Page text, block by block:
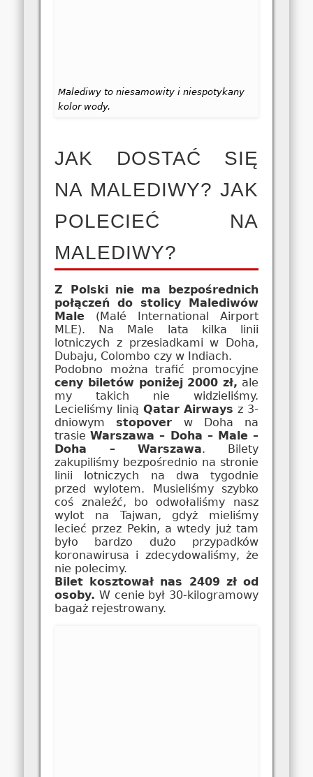
Malediwy to niesamowity i niespotykany
kolor wody.
JAK DOSTAĆ SIĘ
NA MALEDIWY? JAK
POLECIEĆ NA
MALEDIWY?
Z Polski nie ma bezpośrednich
połączeń do stolicy Malediwów
Male (Malé International Airport
MLE). Na Male lata kilka linii
lotniczych z przesiadkami w Doha,
Dubaju, Colombo czy w Indiach.
Podobno można trafić promocyjne
ceny biletów poniżej 2000 zł, ale
my takich nie widzieliśmy.
Lecieliśmy linią Qatar Airways z 3-
dniowymstopover w Doha na
trasieWarszawa – Doha – Male –
Doha – Warszawa. Bilety
zakupiliśmy bezpośrednio na stronie
linii lotniczych na dwa tygodnie
przed wylotem. Musieliśmy szybko
coś znaleźć, bo odwołaliśmy nasz
wylot na Tajwan, gdyż mieliśmy
lecieć przez Pekin, a wtedy już tam
było bardzo dużo przypadków
koronawirusa i zdecydowaliśmy, że
nie polecimy.
Bilet kosztował nas 2409 zł od
osoby. W cenie był 30-kilogramowy
bagaż rejestrowany.